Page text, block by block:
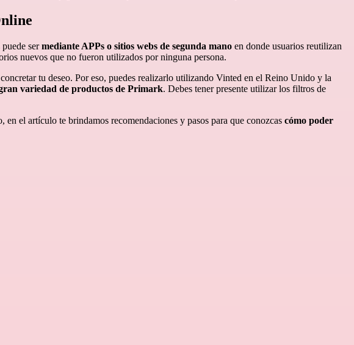
sermediante APPs o sitios webs de segunda mano en donde usuarios reutilizan
nuevos que no fueron utilizados por ninguna persona.
tu deseo. Por eso, puedes realizarlo utilizando Vinted en el Reino Unido y la
variedad de productos de Primark. Debes tener presente utilizar los filtros de
el artículo te brindamos recomendaciones y pasos para que conozcas cómo poder